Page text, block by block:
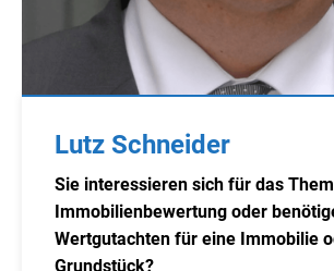
Lutz Schneider
Sie interessieren sich für das
Immobilienbewertung oder
Wertgutachten für eine Immobilie
Grundstück?